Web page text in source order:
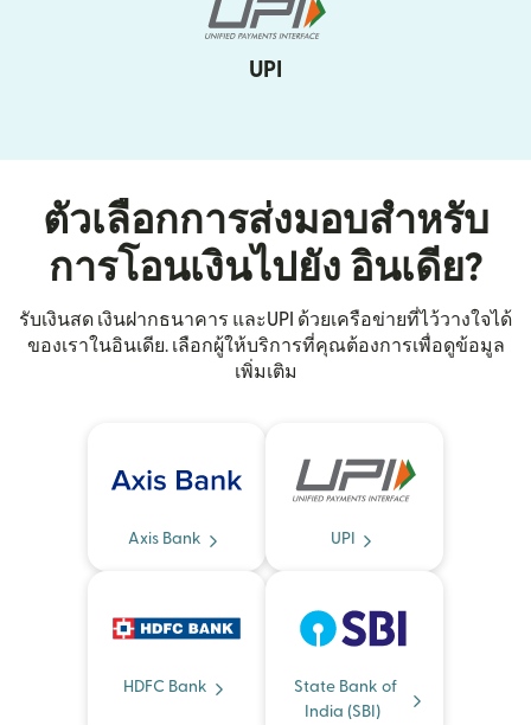
UPI
ตัวเลือกการส่งมอบสำหรับ
การโอนเงินไปยัง อินเดีย?
รับเงินสด เงินฝากธนาคาร และUPI ด้วยเครือข่ายที่ไว้วางใจได้
ของเราในอินเดีย. เลือกผู้ให้บริการที่คุณต้องการเพื่อดูข้อมูล
เพิ่มเติม
Axis Bank UPI
HDFC Bank
State Bank of
India (SBI)